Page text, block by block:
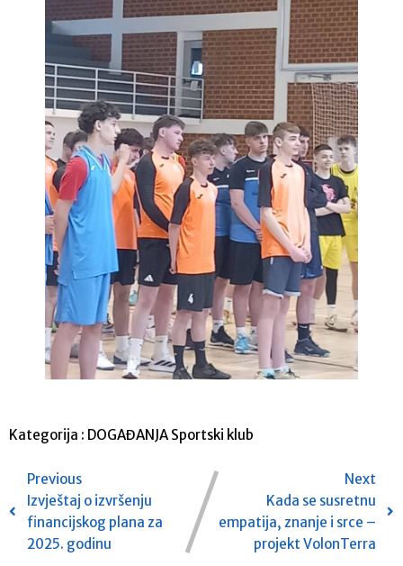
Kategorija : DOGAĐANJA Sportski klub
Previous
Izvještaj o izvršenju
financijskog plana za
2025. godinu
Next
Kada se susretnu
empatija, znanje i srce –
projekt VolonTerra